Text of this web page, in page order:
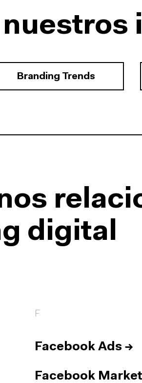
Branding Trends
digital
F
Facebook Ads →
Facebook